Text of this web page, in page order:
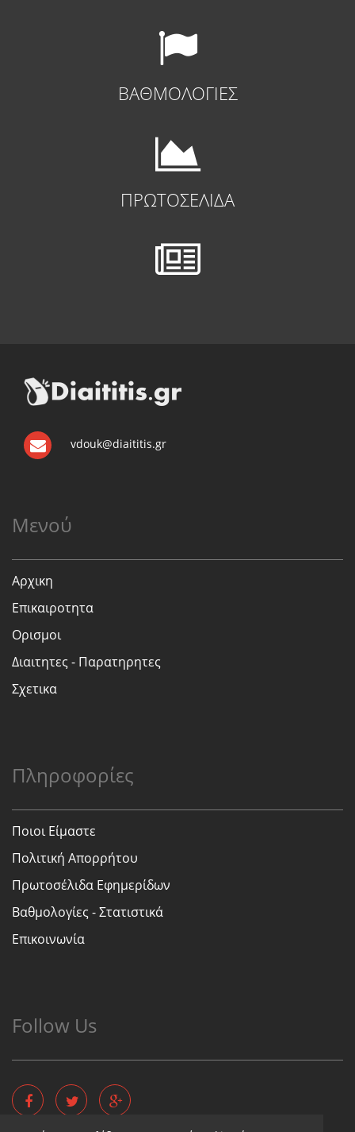
ΒΑΘΜΟΛΟΓΙΕΣ
ΠΡΩΤΟΣΕΛΙΔΑ
vdouk@diaititis.gr
Μενού
Αρχικη
Επικαιροτητα
Ορισμοι
Διαιτητες - Παρατηρητες
Σχετικα
Πληροφορίες
Ποιοι Είμαστε
Πολιτική Απορρήτου
Πρωτοσέλιδα Εφημερίδων
Βαθμολογίες - Στατιστικά
Επικοινωνία
Follow Us